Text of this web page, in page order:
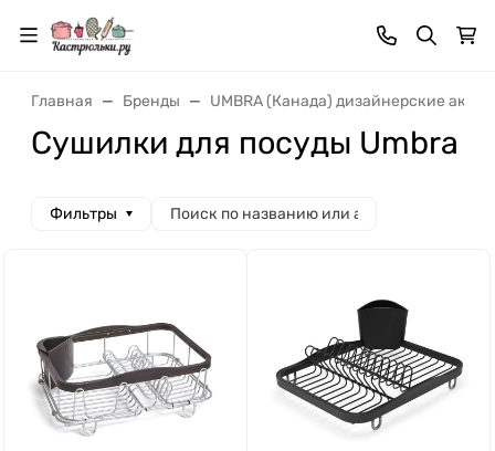
Главная Бренды UMBRA (Канада) дизайнерские
Сушилки для посуды Umbra
Фильтры